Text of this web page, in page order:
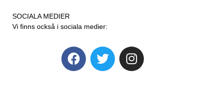
SOCIALA MEDIER
Vi finns också i sociala medier: